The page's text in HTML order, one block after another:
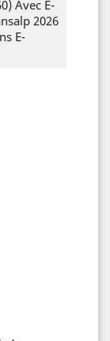
Avec E-
2026
E-